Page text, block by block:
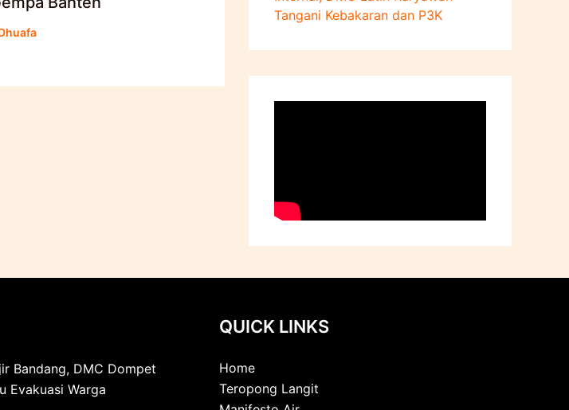
Tangani Kebakaran dan P3K
Bandang, DMC Dompet
Evakuasi Warga
QUICK LINKS
Home
Teropong Langit